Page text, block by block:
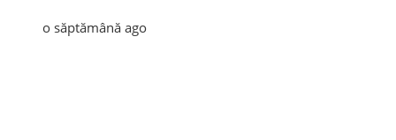
o săptămână ago